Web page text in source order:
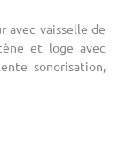
avec vaisselle de
et loge avec
sonorisation,